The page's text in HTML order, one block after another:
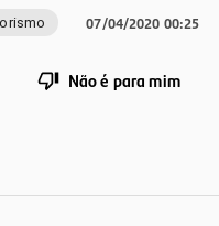
07/04/2020 00:25
Não é para mim